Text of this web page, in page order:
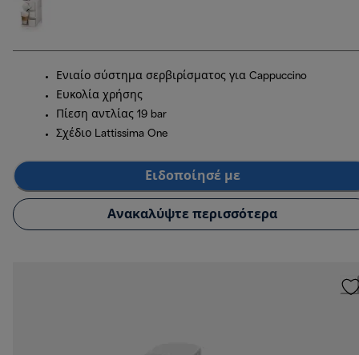
Ενιαίο σύστημα σερβιρίσματος για Cappuccino
Ευκολία χρήσης
Πίεση αντλίας 19 bar
Σχέδιο Lattissima One
Ειδοποίησέ με
Ανακαλύψτε περισσότερα